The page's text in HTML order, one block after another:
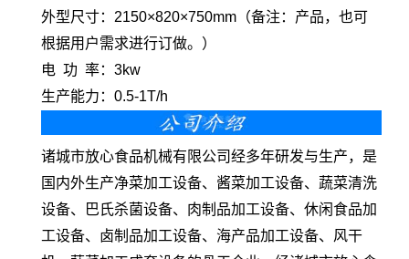
外型尺寸：2150×820×750mm（备注：产品，也可
根据用户需求进行订做。）
电 功 率：3kw
生产能力：0.5-1T/h
诸城市放心食品机械有限公司经多年研发与生产，是
国内外生产净菜加工设备、酱菜加工设备、蔬菜清洗
设备、巴氏杀菌设备、肉制品加工设备、休闲食品加
工设备、卤制品加工设备、海产品加工设备、风干